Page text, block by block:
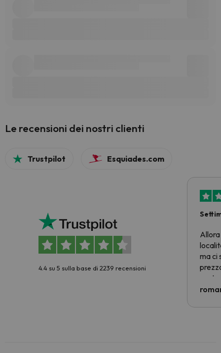
Le recensioni dei nostri clienti
Trustpilot Esquiades.com
4.4 su 5 sulla base di 2239 recensioni
Allora
ma ci